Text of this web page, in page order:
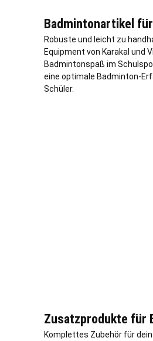
Badmintonartikel
Robuste und leicht zu
Equipment von Karakal und
Badmintonspaß im
eine optimale Badminton-
Schüler.
Zusatzprodukte für
Komplettes Zubehör für dein